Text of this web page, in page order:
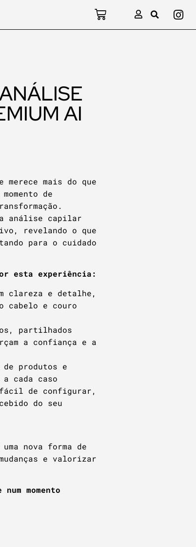
AI
mais do que
de
a análise capilar
revelando o que
para o cuidado
esta experiência:
clareza e detalhe,
cabelo e couro
partilhados
a confiança e a
de produtos e
cada caso
de configurar,
do seu
nova forma de
e valorizar
momento